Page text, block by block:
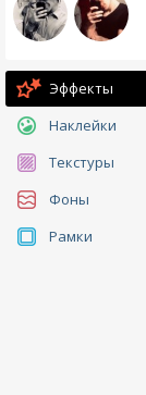
Эффекты
Наклейки
Текстуры
Фоны
Рамки